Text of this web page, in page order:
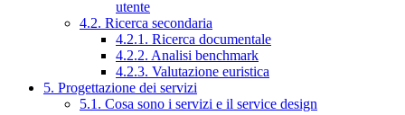
utente
4.2. Ricerca secondaria
4.2.1. Ricerca documentale
4.2.2. Analisi benchmark
4.2.3. Valutazione euristica
5. Progettazione dei servizi
5.1. Cosa sono i servizi e il service design